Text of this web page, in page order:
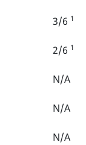
3/6 1
2/6 1
N/A
N/A
N/A